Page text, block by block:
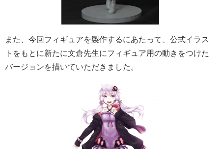
また、今回フィギュアを製作するにあたって、公式イラス
トをもとに新たに文倉先生にフィギュア用の動きをつけた
バージョンを描いていただきました。